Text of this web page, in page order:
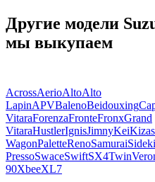
Другие модели
мы выкупаем
AcrossAerioAltoAlto
LapinAPVBalenoBeidouxing
VitaraForenzaFronteFronxGrand
VitaraHustlerIgnisJimnyKei
WagonPaletteRenoSamurai
PressoSwaceSwiftSX4Twin
90XbeeXL7